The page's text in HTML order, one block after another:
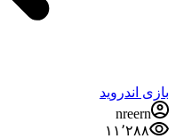
بازی اندروید
nreern
۱۱٬۲۸۸